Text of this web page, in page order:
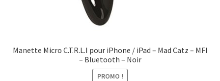
Manette Micro C.T.R.L.I pour iPhone / iPad – Mad Catz – MFI
– Bluetooth – Noir
PROMO !